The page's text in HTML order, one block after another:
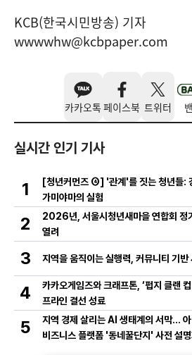
KCB(한국시민방송) 기자
wwwwhw@kcbpaper.com
카카오톡 페이스북 트위터
실시간 인기 기사
1
[청년커먼즈 ④] '관계'를 짓는 청년들:
가미야마의 실험
2
2026년, 서울시청년새마을 연합회 정
열려
3 지역을 움직이는 실행력, 커뮤니티 기반
4
카카오게임즈와 크래프톤, ‘펍지 클랜
프라인 결선 성료
5
지역 경제 살리는 AI 생태계의 서막...
비즈니스 플랫폼 '동네꿀단지' 사전 설